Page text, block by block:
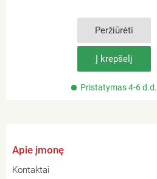
Peržiūrėti
Į krepšelį
Pristatymas 4-6 d.d.
Apie įmonę
Kontaktai